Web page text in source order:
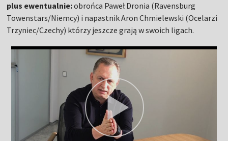
plus ewentualnie:obrońca Paweł Dronia (Ravensburg
Towenstars/Niemcy) i napastnik Aron Chmielewski (Ocelarzi
Trzyniec/Czechy) którzy jeszcze grają w swoich ligach.